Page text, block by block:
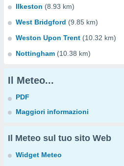
Ilkeston (8.93 km)
West Bridgford (9.85 km)
Weston Upon Trent (10.32 km)
Nottingham (10.38 km)
Il Meteo...
PDF
Maggiori informazioni
Il Meteo sul tuo sito Web
Widget Meteo